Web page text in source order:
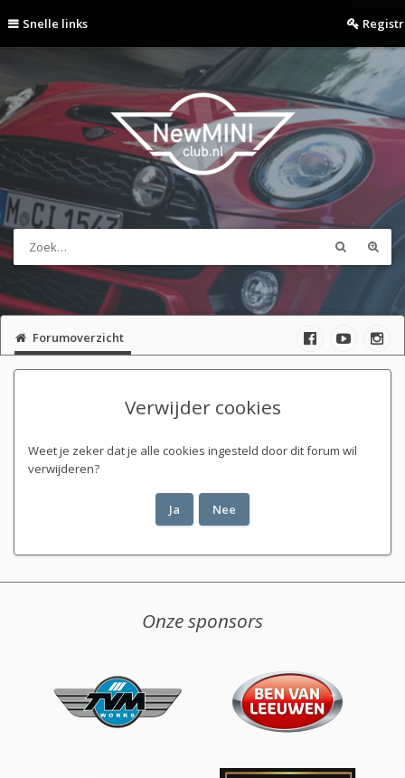
Snelle links
Forumoverzicht
Verwijder cookies
Weet je zeker dat je alle cookies ingesteld door dit forum wil
verwijderen?
Onze sponsors